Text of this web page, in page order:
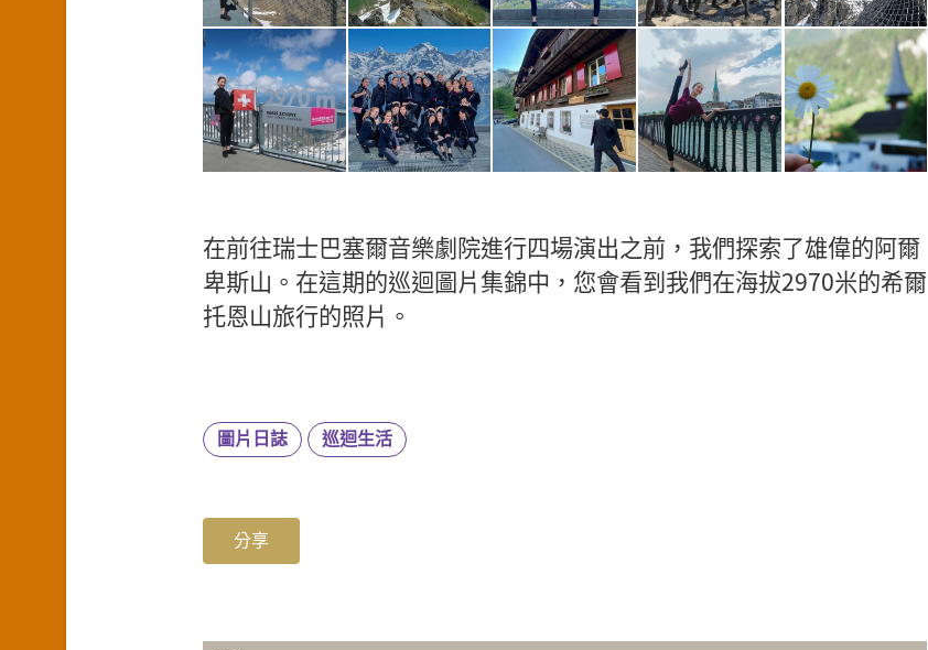
在前往瑞士巴塞爾音樂劇院進行四場演出之前，我們探索了雄偉的阿爾
卑斯山。在這期的巡迴圖片集錦中，您會看到我們在海拔2970米的希爾
托恩山旅行的照片。
圖片日誌 巡迴生活
分享